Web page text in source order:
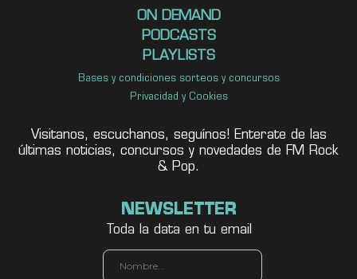
ON DEMAND
PODCASTS
PLAYLISTS
Bases y condiciones sorteos y concursos
Privacidad y Cookies
Visitanos, escuchanos, seguínos! Enterate de las
últimas noticias, concursos y novedades de FM Rock
& Pop.
NEWSLETTER
Toda la data en tu email